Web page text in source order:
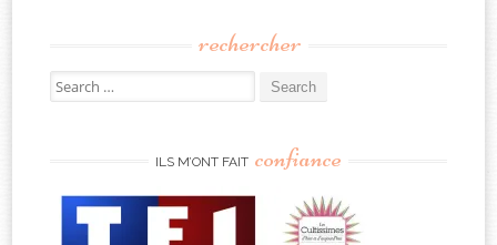
rechercher
Search
for:
ILS M’ONT FAIT confiance